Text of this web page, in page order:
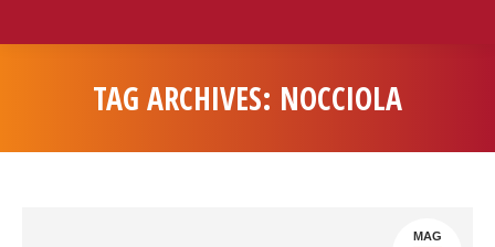
TAG ARCHIVES: NOCCIOLA
MAG